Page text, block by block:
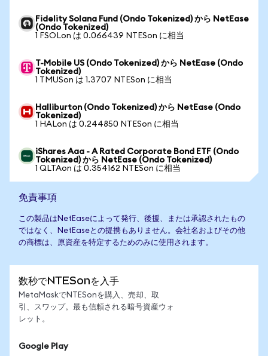
Fidelity Solana Fund (Ondo Tokenized) から NetEase
(Ondo Tokenized)
1 FSOLon は 0.066439 NTESon に相当
T-Mobile US (Ondo Tokenized) から NetEase (Ondo
Tokenized)
1 TMUSon は 1.3707 NTESon に相当
Halliburton (Ondo Tokenized) から NetEase (Ondo
Tokenized)
1 HALon は 0.244850 NTESon に相当
iShares Aaa - A Rated Corporate Bond ETF (Ondo
Tokenized) から NetEase (Ondo Tokenized)
1 QLTAon は 0.354162 NTESon に相当
免責事項
この製品はNetEaseによって発行、後援、または承認されたもの
ではなく、NetEaseとの提携もありません。会社名およびその他
の商標は、原資産を特定するためのみに使用されます。
数秒でNTESonを入手
MetaMaskでNTESonを購入、売却、取
引、スワップ。最も信頼される暗号資産ウォ
レット。
Google Play